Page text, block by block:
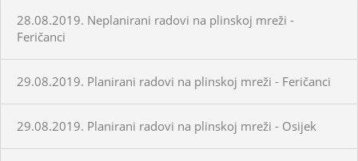
28.08.2019. Neplanirani radovi na plinskoj mreži -
Feričanci
29.08.2019. Planirani radovi na plinskoj mreži - Feričanci
29.08.2019. Planirani radovi na plinskoj mreži - Osijek